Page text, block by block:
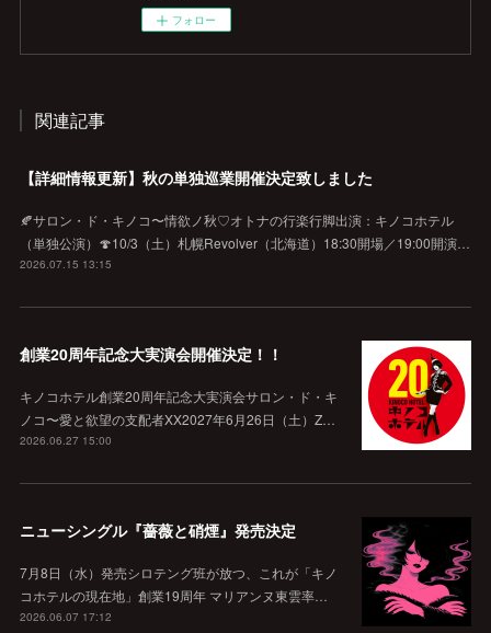
フォロー
関連記事
【詳細情報更新】秋の単独巡業開催決定致しました
🍂サロン・ド・キノコ〜情欲ノ秋♡オトナの行楽行脚出演：キノコホテル
（単独公演）🍄10/3（土）札幌Revolver（北海道）18:30開場／19:00開演…
2026.07.15 13:15
創業20周年記念大実演会開催決定！！
キノコホテル創業20周年記念大実演会サロン・ド・キ
ノコ〜愛と欲望の支配者XX2027年6月26日（土）Z…
2026.06.27 15:00
ニューシングル『薔薇と硝煙』発売決定
7月8日（水）発売シロテング班が放つ、これが「キノ
コホテルの現在地」創業19周年 マリアンヌ東雲率…
2026.06.07 17:12